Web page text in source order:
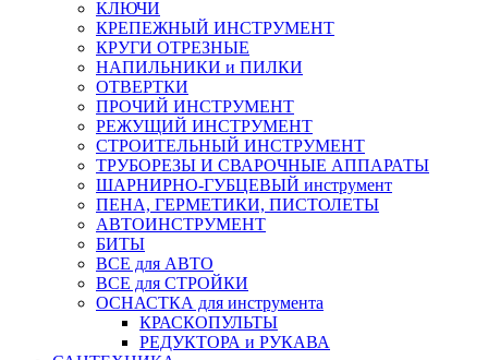
КЛЮЧИ
КРЕПЕЖНЫЙ ИНСТРУМЕНТ
КРУГИ ОТРЕЗНЫЕ
НАПИЛЬНИКИ и ПИЛКИ
ОТВЕРТКИ
ПРОЧИЙ ИНСТРУМЕНТ
РЕЖУЩИЙ ИНСТРУМЕНТ
СТРОИТЕЛЬНЫЙ ИНСТРУМЕНТ
ТРУБОРЕЗЫ И СВАРОЧНЫЕ АППАРАТЫ
ШАРНИРНО-ГУБЦЕВЫЙ инструмент
ПЕНА, ГЕРМЕТИКИ, ПИСТОЛЕТЫ
АВТОИНСТРУМЕНТ
БИТЫ
ВСЕ для АВТО
ВСЕ для СТРОЙКИ
ОСНАСТКА для инструмента
КРАСКОПУЛЬТЫ
РЕДУКТОРА и РУКАВА